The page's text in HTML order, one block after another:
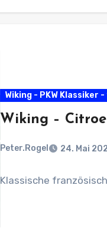
Wiking - PKW Klassiker -
Wiking –
Peter.Rogel 24. Mai
Klassische